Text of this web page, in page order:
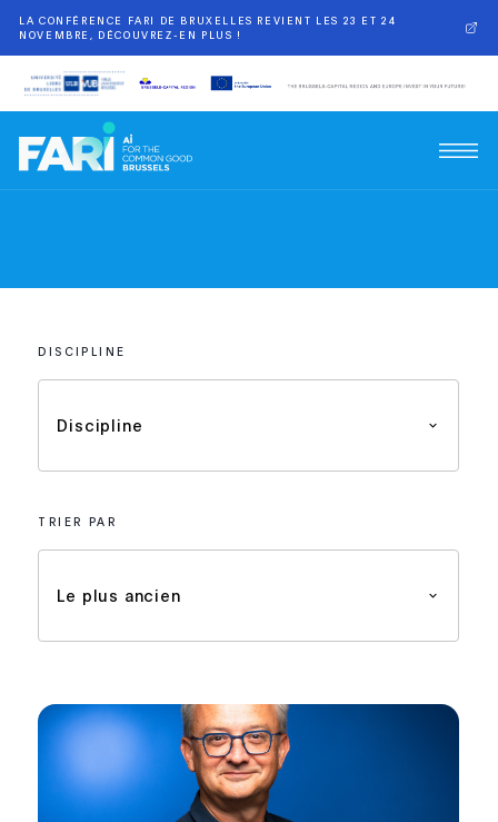
LA CONFÉRENCE FARI DE BRUXELLES REVIENT LES 23 ET 24
NOVEMBRE, DÉCOUVREZ-EN PLUS !
DISCIPLINE
Discipline
TRIER PAR
Le plus ancien